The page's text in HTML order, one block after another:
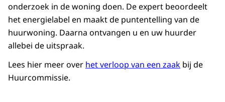
onderzoek in de woning doen. De expert beoordeelt
het energielabel en maakt de puntentelling van de
huurwoning. Daarna ontvangen u en uw huurder
allebei de uitspraak.
Lees hier meer over het verloop van een zaak bij de
Huurcommissie.